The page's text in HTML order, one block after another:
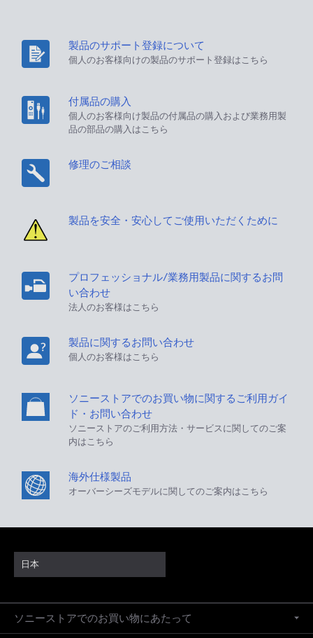
製品のサポート登録について
個人のお客様向けの製品のサポート登録はこちら
付属品の購入
個人のお客様向け製品の付属品の購入および業務用製
品の部品の購入はこちら
修理のご相談
製品を安全・安心してご使用いただくために
プロフェッショナル/業務用製品に関するお問
い合わせ
法人のお客様はこちら
製品に関するお問い合わせ
個人のお客様はこちら
ソニーストアでのお買い物に関するご利用ガイ
ド・お問い合わせ
ソニーストアのご利用方法・サービスに関してのご案
内はこちら
海外仕様製品
オーバーシーズモデルに関してのご案内はこちら
日本
ソニーストアでのお買い物にあたって